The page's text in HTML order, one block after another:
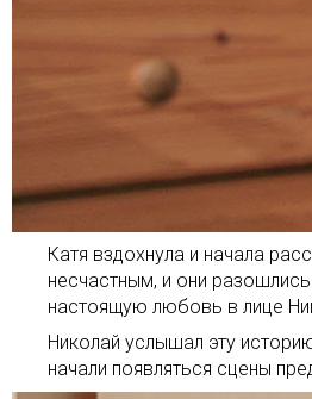
Катя вздохнула и начала
несчастным, и они
настоящую любовь в лице
Николай услышал эту
начали появляться сцены